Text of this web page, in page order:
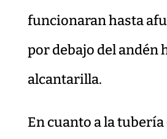
funcionaran hasta
por debajo del andén
alcantarilla.
En cuanto a la tubería